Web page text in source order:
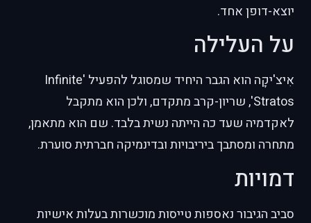
יוצא-דופן אחד.
על העלילה
אִיצ'יקָה הוא הגבר היחיד שמסוגל להפעיל 'Infinite
Stratos', שריון-קרב מתקדם, ולכן הוא מתקבל
לאקדמיה שעד כה הייתה נשית בלבד. שם הוא מתאמן,
מתחרה ומסתבך ביריבויות ובדינמיקה חברתית סוערת.
דמויות
סביב הגיבור נאספות טייסות מוכשרות בעלות אישיות